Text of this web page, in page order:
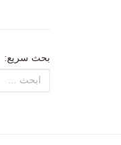
بحث سريع: